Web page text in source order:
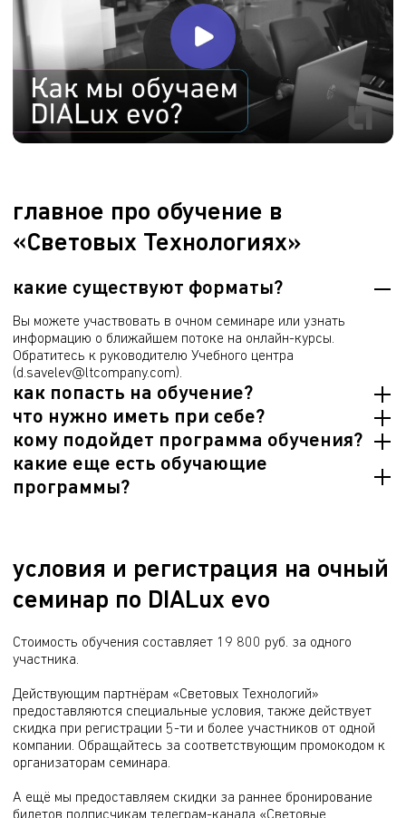
главное про обучение в
«Световых Технологиях»
какие существуют форматы?
Вы можете участвовать в очном семинаре или узнать
информацию о ближайшем потоке на онлайн-курсы.
Обратитесь к руководителю Учебного центра
(d.savelev@ltcompany.com).
как попасть на обучение?
На очный семинар можно записаться по ссылке ниже.
что нужно иметь при себе?
Предоставляем готовое рабочее место на время обучения,
для входа на территорию нужен паспорт.
кому подойдет программа обучения?
Программа подойдет как начинающему пользователю, т.к. на
курсе рассматриваем все основные вопросы освещения и
какие еще есть обучающие
программы?
«Погружение в свет». Большинство обучений для клиентов и
партнеров организуем по запросу – обратитесь в Учебный
центр (d.savelev@ltcompany.com).
условия и регистрация на очный
семинар по DIALux evo
Стоимость обучения составляет 19 800 руб. за одного
участника.
Действующим партнёрам «Световых Технологий»
предоставляются специальные условия, также действует
скидка при регистрации 5-ти и более участников от одной
компании. Обращайтесь за соответствующим промокодом к
организаторам семинара.
А ещё мы предоставляем скидки за раннее бронирование